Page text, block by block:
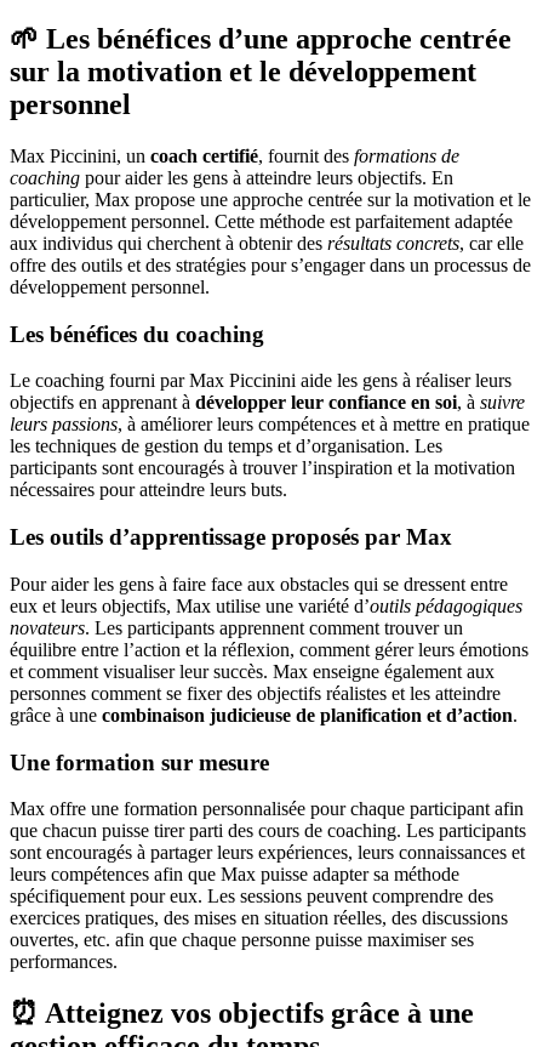
🌱 Les bénéfices d’une approche centrée
sur la motivation et le développement
personnel
Max Piccinini, un coach certifié, fournit des formations de
coaching pour aider les gens à atteindre leurs objectifs. En
particulier, Max propose une approche centrée sur la motivation et le
développement personnel. Cette méthode est parfaitement adaptée
aux individus qui cherchent à obtenir des résultats concrets, car elle
offre des outils et des stratégies pour s’engager dans un processus de
développement personnel.
Les bénéfices du coaching
Le coaching fourni par Max Piccinini aide les gens à réaliser leurs
objectifs en apprenant à développer leur confiance en soi, à suivre
leurs passions, à améliorer leurs compétences et à mettre en pratique
les techniques de gestion du temps et d’organisation. Les
participants sont encouragés à trouver l’inspiration et la motivation
nécessaires pour atteindre leurs buts.
Les outils d’apprentissage proposés par Max
Pour aider les gens à faire face aux obstacles qui se dressent entre
eux et leurs objectifs, Max utilise une variété d’outils pédagogiques
novateurs. Les participants apprennent comment trouver un
équilibre entre l’action et la réflexion, comment gérer leurs émotions
et comment visualiser leur succès. Max enseigne également aux
personnes comment se fixer des objectifs réalistes et les atteindre
grâce à une combinaison judicieuse de planification et d’action.
Une formation sur mesure
Max offre une formation personnalisée pour chaque participant afin
que chacun puisse tirer parti des cours de coaching. Les participants
sont encouragés à partager leurs expériences, leurs connaissances et
leurs compétences afin que Max puisse adapter sa méthode
spécifiquement pour eux. Les sessions peuvent comprendre des
exercices pratiques, des mises en situation réelles, des discussions
ouvertes, etc. afin que chaque personne puisse maximiser ses
performances.
⏰ Atteignez vos objectifs grâce à une